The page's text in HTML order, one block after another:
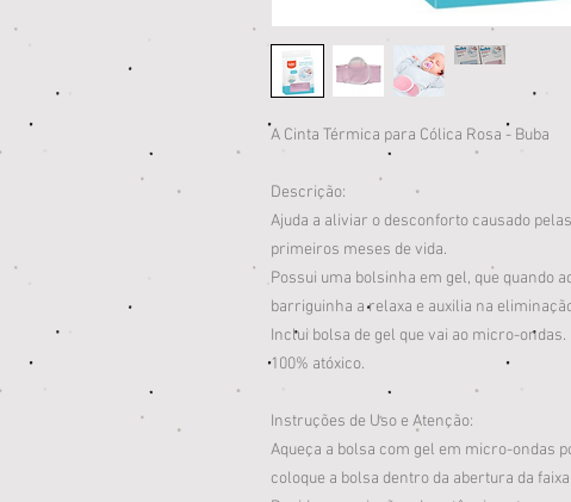
A Cinta Térmica para Cólica Rosa - Buba
Descrição:
Ajuda a aliviar o desconforto causado
primeiros meses de vida.
Possui uma bolsinha em gel, que quando
barriguinha a relaxa e auxilia na
Inclui bolsa de gel que vai ao micro-ondas.
100% atóxico.
Instruções de Uso e Atenção:
Aqueça a bolsa com gel em micro-ondas
coloque a bolsa dentro da abertura da